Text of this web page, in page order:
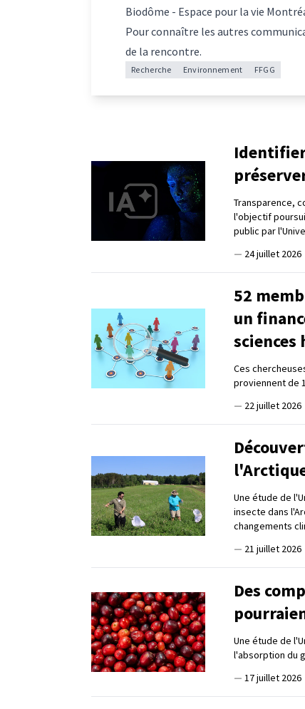
Biodôme - Espace pour la vie
Pour connaître les autres
de la rencontre.
Recherche Environnement FFGG
Transparence,
l'objectif
public par
— 24 juillet 2026
52
un
sciences
Ces
proviennent de
— 22 juillet 2026
Une étude de
insecte dans
changements
— 21 juillet 2026
Des
Une étude de
l'absorption du
— 17 juillet 2026